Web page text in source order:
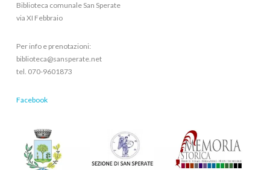
Biblioteca comunale San Sperate
via XI Febbraio
Per info e prenotazioni:
biblioteca@sansperate.net
tel. 070-9601873
Facebook